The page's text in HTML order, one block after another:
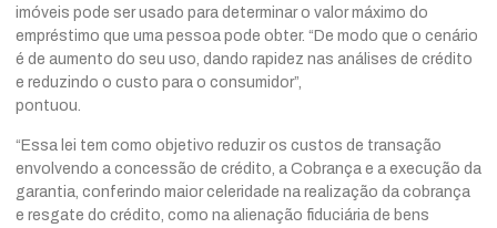
imóveis pode ser usado para determinar o valor máximo do
empréstimo que uma pessoa pode obter. “De modo que o cenário
é de aumento do seu uso, dando rapidez nas análises de crédito
e reduzindo o custo para o consumidor”,
pontuou.
“Essa lei tem como objetivo reduzir os custos de transação
envolvendo a concessão de crédito, a Cobrança e a execução da
garantia, conferindo maior celeridade na realização da cobrança
e resgate do crédito, como na alienação fiduciária de bens